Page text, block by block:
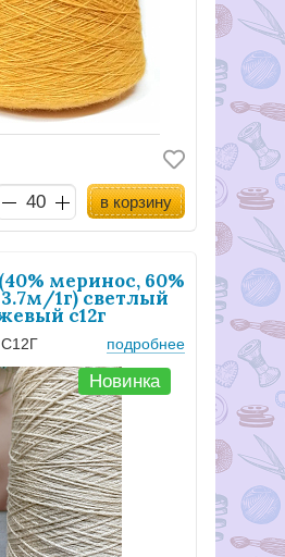
в корзину
меринос, 60%
1г) светлый
с12г
подробнее
Новинка